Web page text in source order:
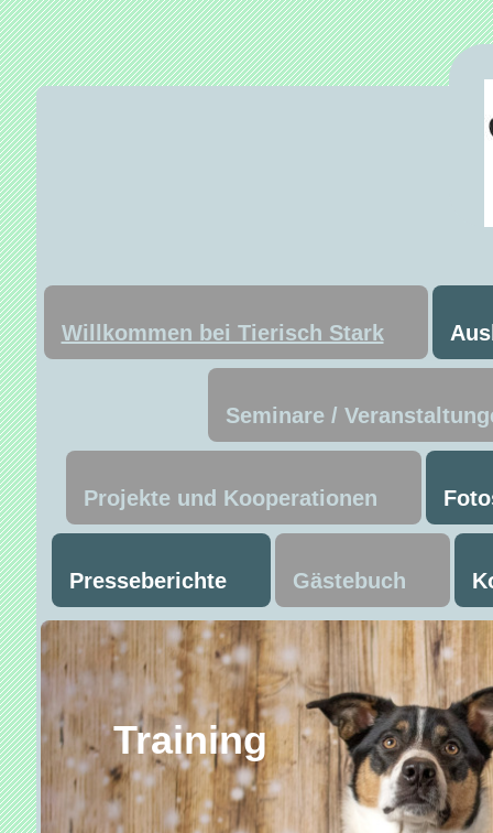
Willkommen bei Tierisch Stark
Seminare /
Projekte und Kooperationen
Presseberichte Gästebuch